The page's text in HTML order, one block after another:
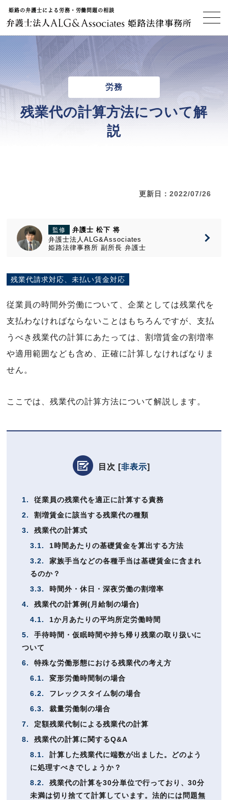
姫路の弁護士による労務・労働問題の相談
姫路法律事務所
労務
残業代の計算方法について解
説
更新日：2022/07/26
監修
弁護士 松下 将
弁護士法人ALG&Associates
姫路法律事務所 副所長 弁護士
残業代請求対応、未払い賃金対応
従業員の時間外労働について、企業としては残業代を
支払わなければならないことはもちろんですが、支払
うべき残業代の計算にあたっては、割増賃金の割増率
や適用範囲なども含め、正確に計算しなければなりま
せん。
ここでは、残業代の計算方法について解説します。
目次 [非表示]
1.
従業員の残業代を適正に計算する責務
2.
割増賃金に該当する残業代の種類
3.
残業代の計算式
3.1.
1時間あたりの基礎賃金を算出する方法
3.2.
家族手当などの各種手当は基礎賃金に含まれ
るのか？
3.3.
時間外・休日・深夜労働の割増率
4.
残業代の計算例(月給制の場合)
4.1.
1か月あたりの平均所定労働時間
5.
手待時間・仮眠時間や持ち帰り残業の取り扱いに
ついて
6.
特殊な労働形態における残業代の考え方
6.1.
変形労働時間制の場合
6.2.
フレックスタイム制の場合
6.3.
裁量労働制の場合
7.
定額残業代制による残業代の計算
8.
残業代の計算に関するQ&A
8.1.
計算した残業代に端数が出ました。どのよう
に処理すべきでしょうか？
8.2.
残業代の計算を30分単位で行っており、30分
未満は切り捨てて計算しています。法的には問題無